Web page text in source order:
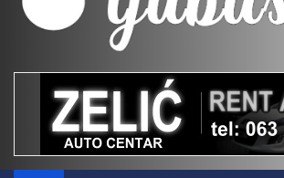
Ljubušaci
Svom voljenom gradu